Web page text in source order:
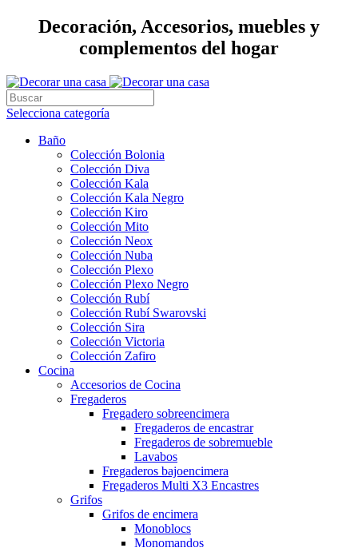
Decoración, Accesorios, muebles y
complementos del hogar
Selecciona categoría
Baño
Colección Bolonia
Colección Diva
Colección Kala
Colección Kala Negro
Colección Kiro
Colección Mito
Colección Neox
Colección Nuba
Colección Plexo
Colección Plexo Negro
Colección Rubí
Colección Rubí Swarovski
Colección Sira
Colección Victoria
Colección Zafiro
Cocina
Accesorios de Cocina
Fregaderos
Fregadero sobreencimera
Fregaderos de encastrar
Fregaderos de sobremueble
Lavabos
Fregaderos bajoencimera
Fregaderos Multi X3 Encastres
Grifos
Grifos de encimera
Monoblocs
Monomandos